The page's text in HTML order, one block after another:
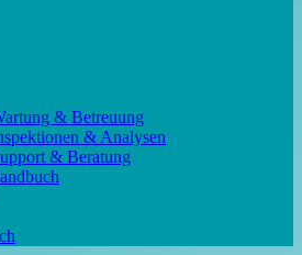
& Betreuung
& Analysen
& Beratung